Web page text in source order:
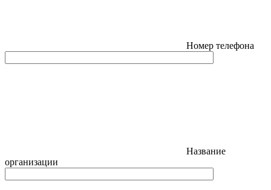
Номер телефона
Название
организации